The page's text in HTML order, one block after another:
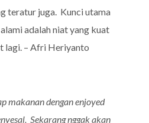
teratur juga. Kunci utama
adalah niat yang kuat
lagi. – Afri Heriyanto
makanan dengan enjoyed
Sekarang nggak akan